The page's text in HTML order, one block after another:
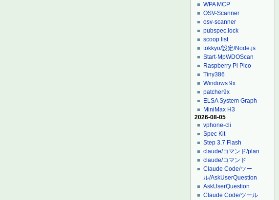
WPA MCP
OSV-Scanner
osv-scanner
pubspec.lock
scoop list
tokkyo/設定/Node.js
Start-MpWDOScan
Raspberry Pi Pico
Tiny386
Windows 9x
patcher9x
ELSA System Graph
MiniMax H3
2026-08-05
vphone-cli
Spec Kit
Step 3.7 Flash
claude/コマンド/plan
claude/コマンド
Claude Code/ツー
ル/AskUserQuestion
AskUserQuestion
Claude Code/ツール